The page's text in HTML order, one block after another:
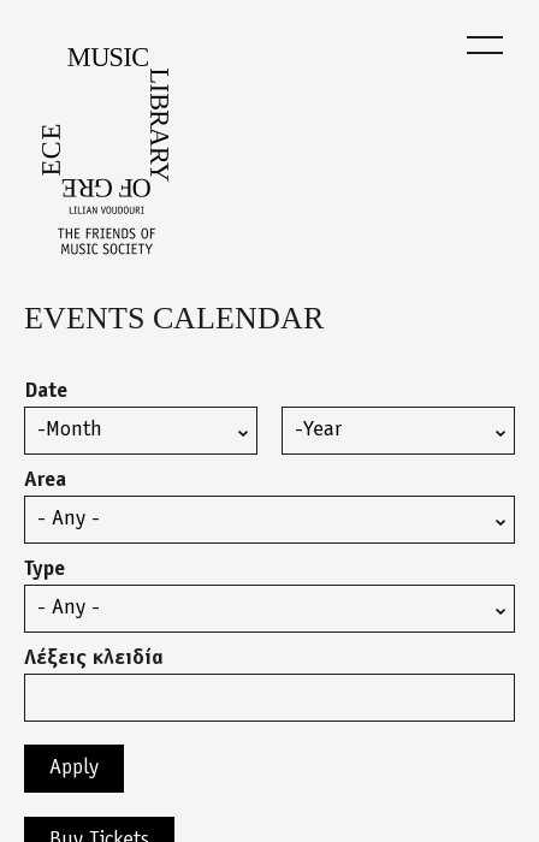
Back
EVENTS CALENDAR
Date
Month
Year
Area
Type
Λέξεις κλειδία